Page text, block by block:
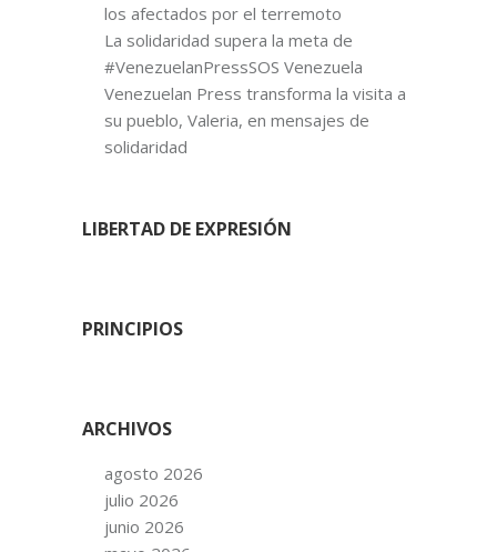
los afectados por el terremoto
La solidaridad supera la meta de
#VenezuelanPressSOS Venezuela
Venezuelan Press transforma la visita a
su pueblo, Valeria, en mensajes de
solidaridad
LIBERTAD DE EXPRESIÓN
PRINCIPIOS
ARCHIVOS
agosto 2026
julio 2026
junio 2026